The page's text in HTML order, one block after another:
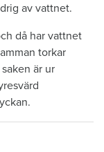
av vattnet.
då har vattnet
torkar
är ur